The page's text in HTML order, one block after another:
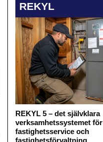
REKYL
REKYL 5 – det självklara
verksamhetssystemet för
fastighetsservice och
fastighetsförvaltning